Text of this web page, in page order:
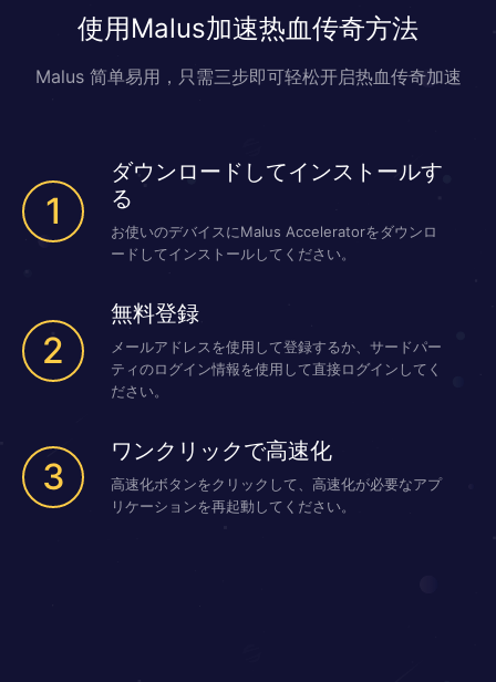
使用Malus加速热血传奇方法
Malus 简单易用，只需三步即可轻松开启热血传奇加速
1
ダウンロードしてインストールす
る
お使いのデバイスにMalus Acceleratorをダウンロ
ードしてインストールしてください。
2
無料登録
メールアドレスを使用して登録するか、サードパー
ティのログイン情報を使用して直接ログインしてく
ださい。
3
ワンクリックで高速化
高速化ボタンをクリックして、高速化が必要なアプ
リケーションを再起動してください。